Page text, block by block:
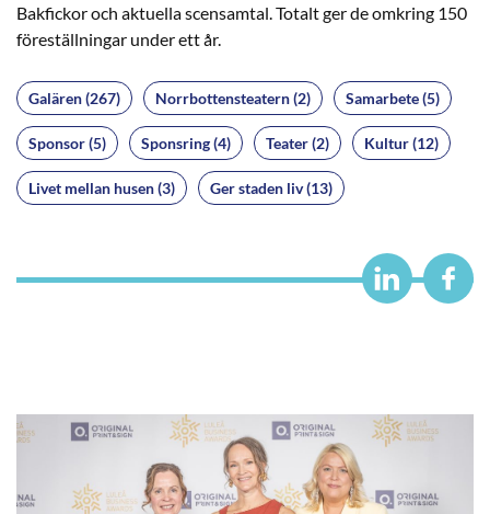
Bakfickor och aktuella scensamtal. Totalt ger de omkring 150
föreställningar under ett år.
Galären (267) Norrbottensteatern (2) Samarbete (5)
Sponsor (5) Sponsring (4) Teater (2) Kultur (12)
Livet mellan husen (3) Ger staden liv (13)